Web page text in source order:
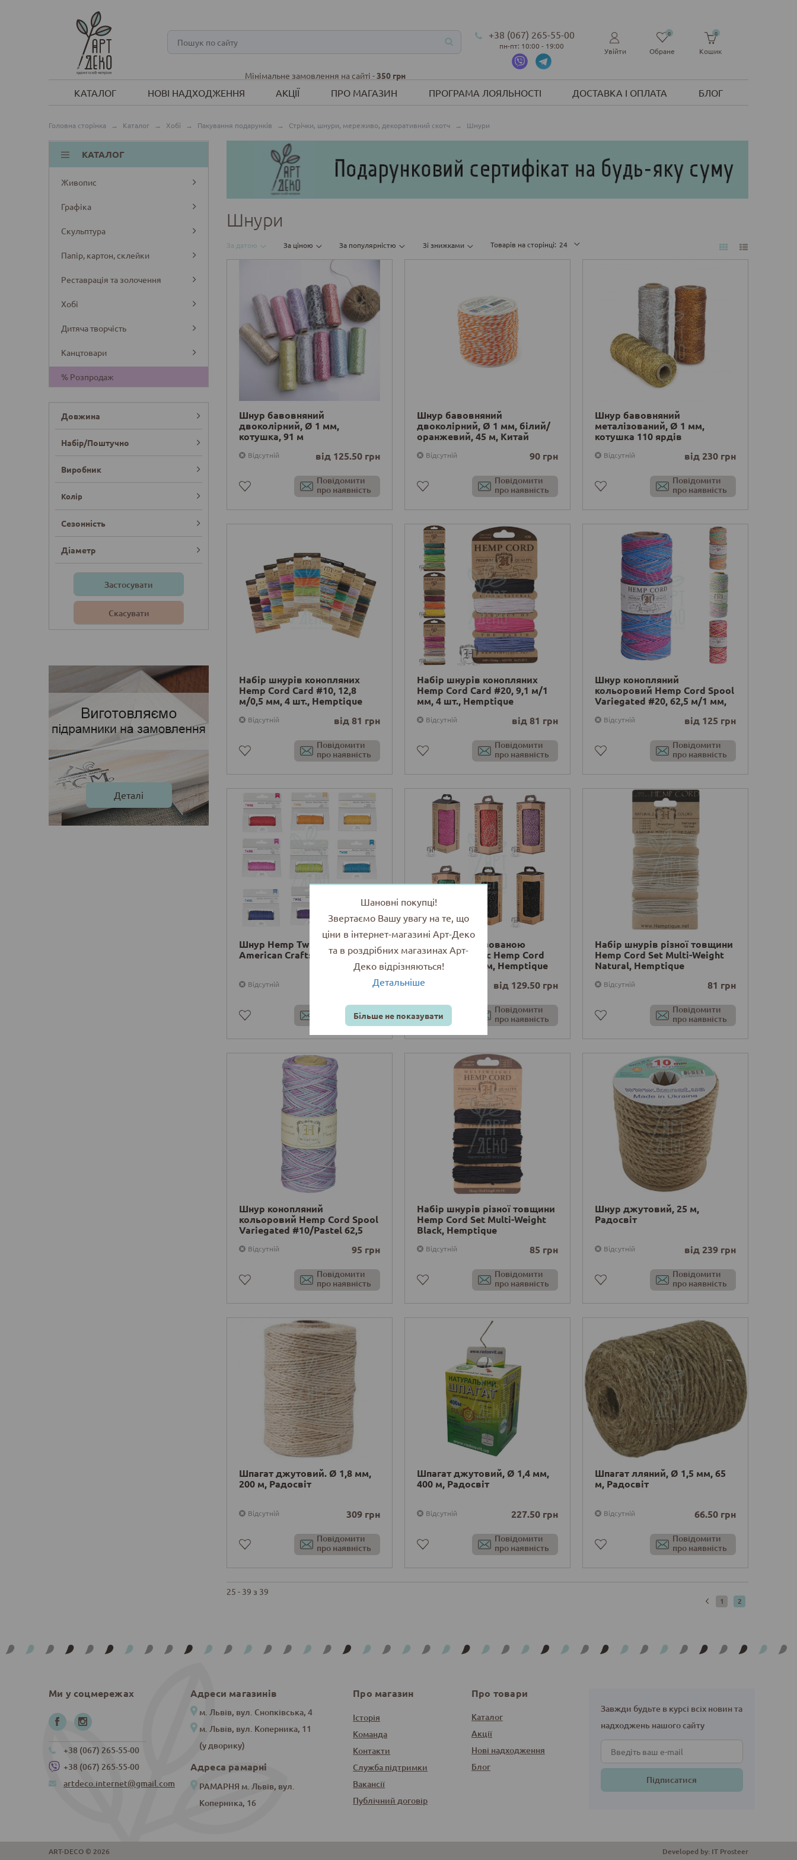
Мінімальне замовлення на сайті -350 грн
+38 (067) 265-55-00
пн-пт: 10:00 - 19:00
Увійти Обране
0
Кошик
0
КАТАЛОГ НОВІ НАДХОДЖЕННЯ АКЦІЇ ПРО МАГАЗИН ПРОГРАМА ЛОЯЛЬНОСТІ ДОСТАВКА І ОПЛАТА БЛОГ
Головна сторінка → Каталог → Хобі → Пакування подарунків → Стрічки, шнури, мереживо, декоративний скотч → Шнури
КАТАЛОГ
Живопис
Графіка
Скульптура
Папір, картон, склейки
Реставрація та золочення
Хобі
Дитяча творчість
Канцтовари
% Розпродаж
Довжина
Набір/Поштучно
Виробник
Колір
Сезонність
Діаметр
Деталі
Деталі
Шнури
За датою За ціною За популярністю Зі знижками Товарів на сторінці: 24
Шнур бавовняний
двоколірний, Ø 1 мм,
котушка, 91 м
Відсутній від 125.50 грн
Повідомити
про наявність
Шнур бавовняний
двоколірний, Ø 1 мм, білий/
оранжевий, 45 м, Китай
Відсутній 90 грн
Повідомити
про наявність
Шнур бавовняний
металізований, Ø 1 мм,
котушка 110 ярдів
Відсутній від 230 грн
Повідомити
про наявність
Набір шнурів конопляних
Hemp Cord Card #10, 12,8
м/0,5 мм, 4 шт., Hemptique
Відсутній від 81 грн
Повідомити
про наявність
Набір шнурів конопляних
Hemp Cord Card #20, 9,1 м/1
мм, 4 шт., Hemptique
Відсутній від 81 грн
Повідомити
про наявність
Шнур конопляний
кольоровий Hemp Cord Spool
Variegated #20, 62,5 м/1 мм,
Відсутній від 125 грн
Повідомити
про наявність
Шнур Hemp Twine, 45,7 м.
American Crafts
Відсутній від 135 грн
Повідомити
про наявність
Шнур з металізованою
ниткою Metallic Hemp Cord
#20, 62,5 м/1 мм, Hemptique
від 129.50 грн
Повідомити
про наявність
Набір шнурів різної товщини
Hemp Cord Set Multi-Weight
Natural, Hemptique
Відсутній 81 грн
Повідомити
про наявність
Шнур конопляний
кольоровий Hemp Cord Spool
Variegated #10/Pastel 62,5
Відсутній 95 грн
Повідомити
про наявність
Набір шнурів різної товщини
Hemp Cord Set Multi-Weight
Black, Hemptique
Відсутній 85 грн
Повідомити
про наявність
Шнур джутовий, 25 м,
Радосвіт
Відсутній від 239 грн
Повідомити
про наявність
Шпагат джутовий. Ø 1,8 мм,
200 м, Радосвіт
Відсутній 309 грн
Повідомити
про наявність
Шпагат джутовий, Ø 1,4 мм,
400 м, Радосвіт
Відсутній 227.50 грн
Повідомити
про наявність
Шпагат лляний, Ø 1,5 мм, 65
м, Радосвіт
Відсутній 66.50 грн
Повідомити
про наявність
25 - 39 з 39
1 2
Ми у соцмережах
+38 (067) 265-55-00
+38 (067) 265-55-00
artdeco.internet@gmail.com
Адреси магазинів
м. Львів, вул. Снопківська, 4
м. Львів, вул. Коперника, 11
(у дворику)
Адреса рамарні
РАМАРНЯ м. Львів, вул.
Коперника, 16
Про магазин
Історія
Команда
Контакти
Служба підтримки
Вакансії
Публічний договір
Про товари
Каталог
Акції
Нові надходження
Блог
Завжди будьте в курсі всіх новин та
надходжень нашого сайту
Підписатися
ART-DECO © 2026 Developed by: IT Prosteer
Шановні покупці!
Звертаємо Вашу увагу на те, що
ціни в інтернет-магазині Арт-Деко
та в роздрібних магазинах Арт-
Деко відрізняються!
Детальніше
Більше не показувати